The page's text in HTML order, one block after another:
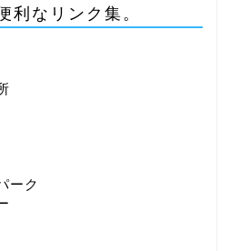
利なリンク集。
ーク